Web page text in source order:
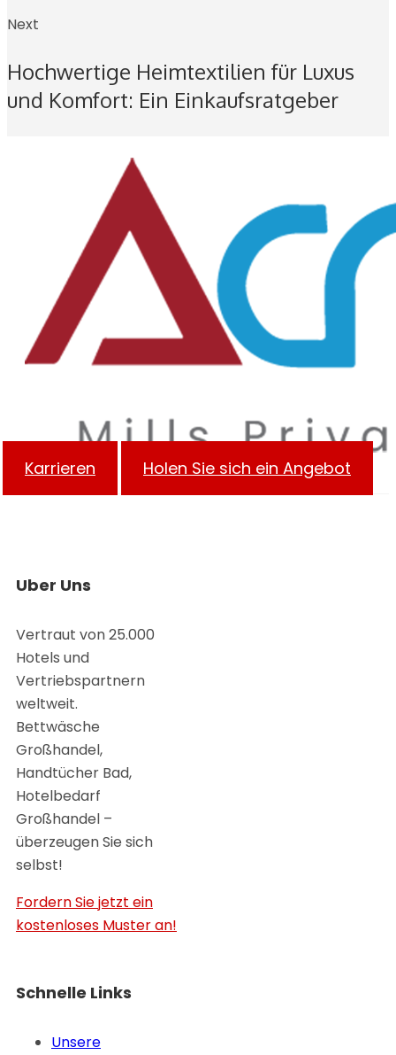
Next
Hochwertige Heimtextilien für Luxus
und Komfort: Ein Einkaufsratgeber
Karrieren Holen Sie sich ein Angebot
Uber Uns
Vertraut von 25.000
Hotels und
Vertriebspartnern
weltweit.
Bettwäsche
Großhandel,
Handtücher Bad,
Hotelbedarf
Großhandel –
überzeugen Sie sich
selbst!
Fordern Sie jetzt ein
kostenloses Muster an!
Schnelle Links
Unsere